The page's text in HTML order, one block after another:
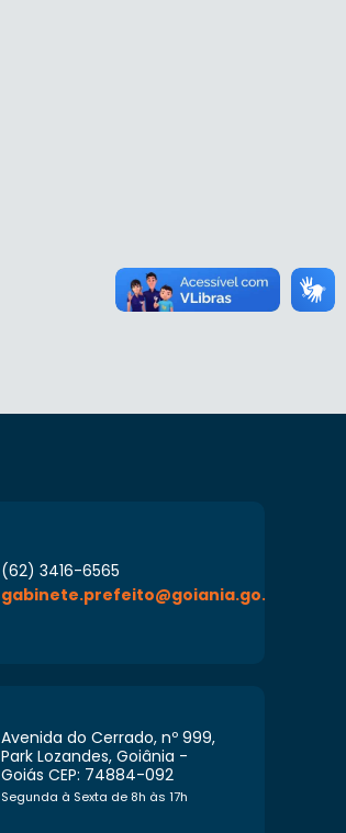
(62) 3416-6565
gabinete.prefeito@goiania.go.gov.br
Avenida do Cerrado, nº 999,
Park Lozandes, Goiânia -
Goiás CEP: 74884-092
Segunda à Sexta de 8h às 17h